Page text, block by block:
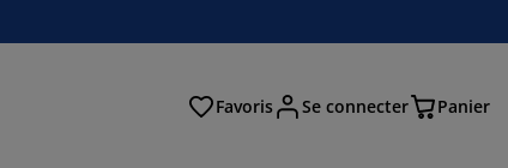
Favoris Se connecter Panier